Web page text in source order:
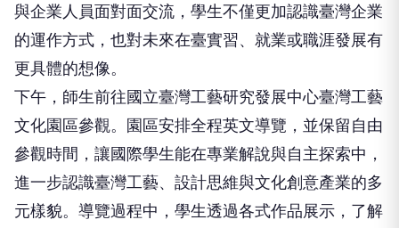
與企業人員面對面交流，學生不僅更加認識臺灣企業
的運作方式，也對未來在臺實習、就業或職涯發展有
更具體的想像。
下午，師生前往國立臺灣工藝研究發展中心臺灣工藝
文化園區參觀。園區安排全程英文導覽，並保留自由
參觀時間，讓國際學生能在專業解說與自主探索中，
進一步認識臺灣工藝、設計思維與文化創意產業的多
元樣貌。導覽過程中，學生透過各式作品展示，了解